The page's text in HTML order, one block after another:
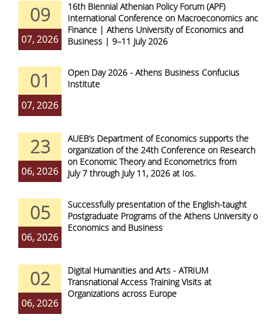
09
07, 2026
16th Biennial Athenian Policy Forum (APF)
International Conference on Macroeconomics and
Finance | Athens University of Economics and
Business | 9–11 July 2026
01
07, 2026
Open Day 2026 - Athens Business Confucius
Institute
23
06, 2026
AUEB’s Department of Economics supports the
organization of the 24th Conference on Research
on Economic Theory and Econometrics from
July 7 through July 11, 2026 at Ios.
05
06, 2026
Successfully presentation of the English-taught
Postgraduate Programs of the Athens University of
Economics and Business
02
06, 2026
Digital Humanities and Arts - ATRIUM
Transnational Access Training Visits at
Organizations across Europe